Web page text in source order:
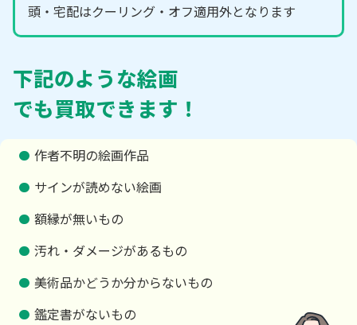
頭・宅配はクーリング・オフ適用外となります
下記のような絵画
でも買取できます！
作者不明の絵画作品
サインが読めない絵画
額縁が無いもの
汚れ・ダメージがあるもの
美術品かどうか分からないもの
鑑定書がないもの